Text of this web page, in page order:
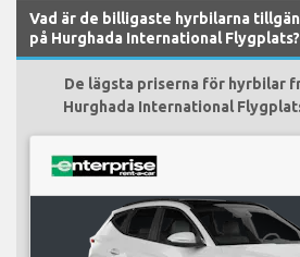
Vad är de billigaste hyrbilarna
på Hurghada International Flygplats?
De lägsta priserna för hyrbilar
Hurghada International